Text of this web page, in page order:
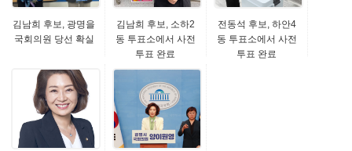
김남희 후보, 광명을
국회의원 당선 확실
김남희 후보, 소하2
동 투표소에서 사전
투표 완료
전동석 후보, 하안4
동 투표소에서 사전
투표 완료